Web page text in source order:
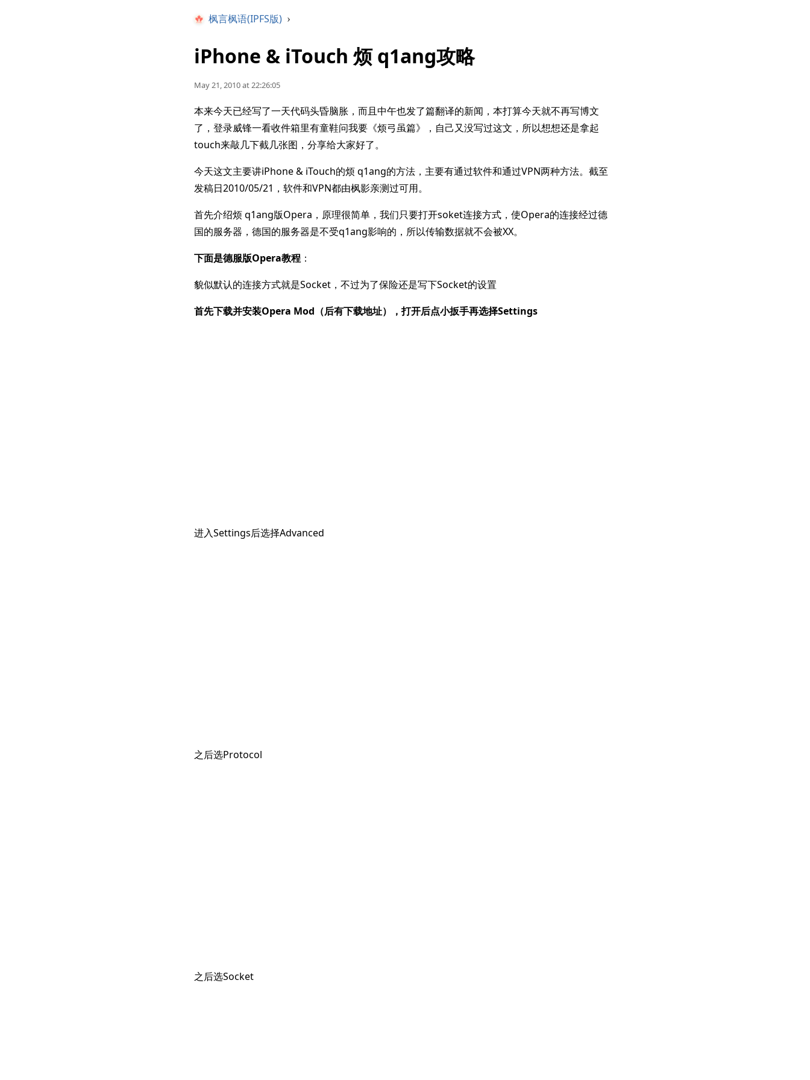
枫言枫语(IPFS版) ›
iPhone & iTouch 烦 q1ang攻略
May 21, 2010 at 22:26:05
本来今天已经写了一天代码头昏脑胀，而且中午也发了篇翻译的新闻，本打算今天就不再写博文
了，登录威锋一看收件箱里有童鞋问我要《烦弓虽篇》，自己又没写过这文，所以想想还是拿起
touch来敲几下截几张图，分享给大家好了。
今天这文主要讲iPhone & iTouch的烦 q1ang的方法，主要有通过软件和通过VPN两种方法。截至
发稿日2010/05/21，软件和VPN都由枫影亲测过可用。
首先介绍烦 q1ang版Opera，原理很简单，我们只要打开soket连接方式，使Opera的连接经过德
国的服务器，德国的服务器是不受q1ang影响的，所以传输数据就不会被XX。
下面是德服版Opera教程 ：
貌似默认的连接方式就是Socket，不过为了保险还是写下Socket的设置
首先下载并安装Opera Mod（后有下载地址），打开后点小扳手再选择Settings
进入Settings后选择Advanced
之后选Protocol
之后选Socket